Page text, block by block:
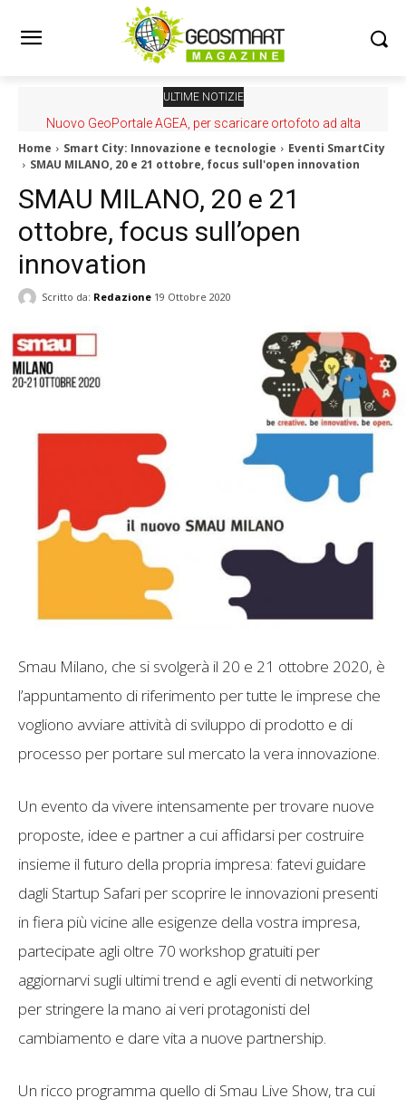
ULTIME NOTIZIE
Nuovo GeoPortale AGEA, per scaricare ortofoto ad alta
Home Smart City: Innovazione e tecnologie
Eventi SmartCity
SMAU MILANO, 20 e 21 ottobre, focus sull'open innovation
SMAU MILANO, 20 e 21
ottobre, focus sull’open
innovation
Scritto da: Redazione 19 Ottobre 2020
Smau Milano, che si svolgerà il 20 e 21 ottobre 2020, è
l’appuntamento di riferimento per tutte le imprese che
vogliono avviare attività di sviluppo di prodotto e di
processo per portare sul mercato la vera innovazione.
Un evento da vivere intensamente per trovare nuove
proposte, idee e partner a cui affidarsi per costruire
insieme il futuro della propria impresa: fatevi guidare
dagli Startup Safari per scoprire le innovazioni presenti
in fiera più vicine alle esigenze della vostra impresa,
partecipate agli oltre 70 workshop gratuiti per
aggiornarvi sugli ultimi trend e agli eventi di networking
per stringere la mano ai veri protagonisti del
cambiamento e dare vita a nuove partnership.
Un ricco programma quello di Smau Live Show, tra cui